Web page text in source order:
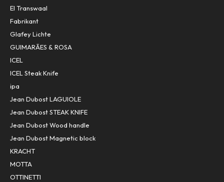
El Transwaal
Fabrikant
Glafey Lichte
GUIMARÃES & ROSA
ICEL
ICEL Steak Knife
ipa
Jean Dubost LAGUIOLE
Jean Dubost STEAK KNIFE
Jean Dubost Wood handle
Jean Dubost Magnetic block
KRACHT
MOTTA
OTTINETTI